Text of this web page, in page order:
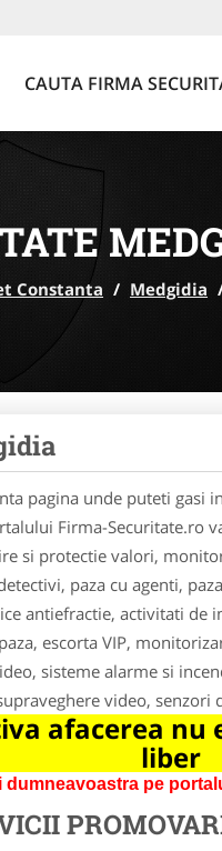
CAUTA FIRMA
Constanta / Medgidia
pagina unde puteti gasi
Firma-Securitate.ro
si protectie valori,
paza cu agenti,
antiefractie, activitati de
escorta VIP,
sisteme alarme si
video, senzori
afacerea
liber
pe